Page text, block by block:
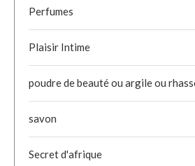
Perfumes
Plaisir Intime
poudre de beauté ou argile ou
savon
Secret d'afrique